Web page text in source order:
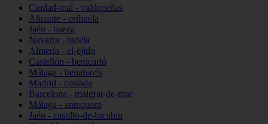
Ciudad-real - valdepeñas
Alicante - orihuela
Jaén - baeza
Navarra - tudela
Almería - el-ejido
Castellón - benicarló
Málaga - benahavís
Madrid - coslada
Barcelona - malgrat-de-mar
Málaga - antequera
Jaén - castillo-de-locubín